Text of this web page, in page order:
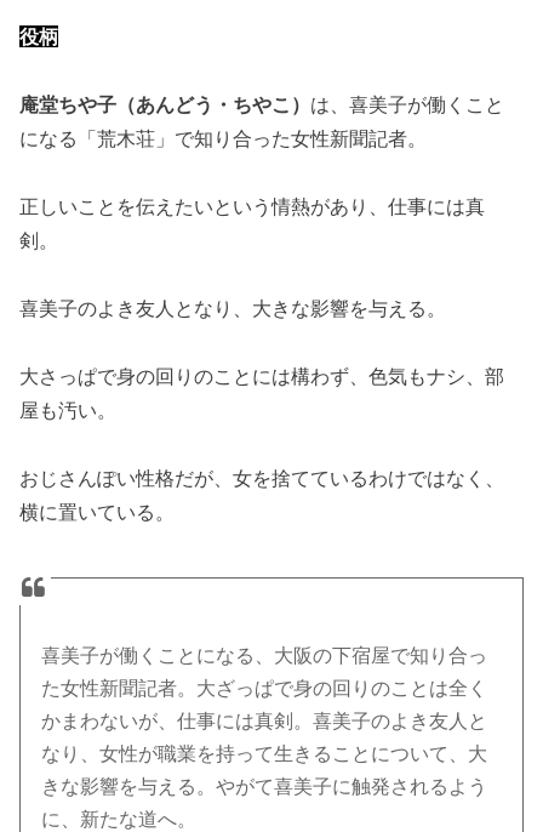
役柄
庵堂ちや子（あんどう・ちやこ） は、喜美子が働くこと
になる「荒木荘」で知り合った女性新聞記者。
正しいことを伝えたいという情熱があり、仕事には真
剣。
喜美子のよき友人となり、大きな影響を与える。
大さっぱで身の回りのことには構わず、色気もナシ、部
屋も汚い。
おじさんぽい性格だが、女を捨てているわけではなく、
横に置いている。
喜美子が働くことになる、大阪の下宿屋で知り合っ
た女性新聞記者。大ざっぱで身の回りのことは全く
かまわないが、仕事には真剣。喜美子のよき友人と
なり、女性が職業を持って生きることについて、大
きな影響を与える。やがて喜美子に触発されるよう
に、新たな道へ。